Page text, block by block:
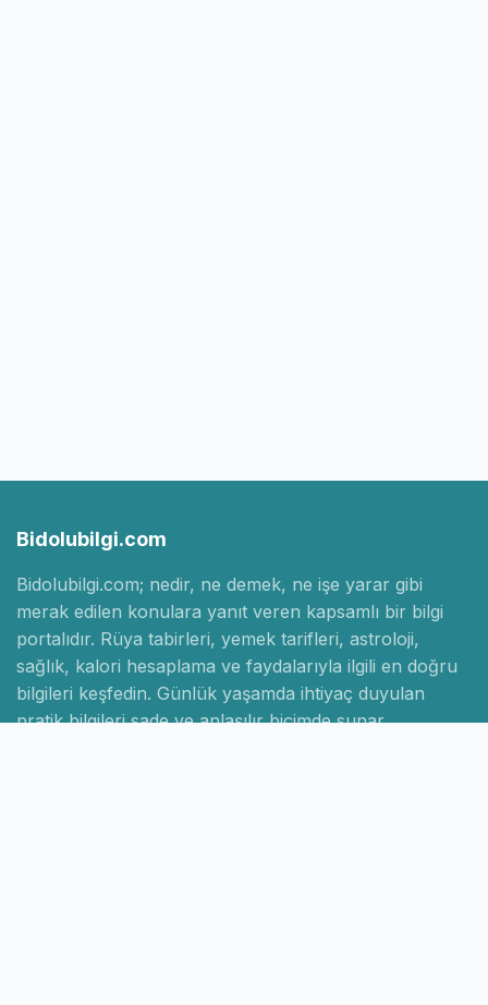
Bidolubilgi.com
Bidolubilgi.com; nedir, ne demek, ne işe yarar gibi
merak edilen konulara yanıt veren kapsamlı bir bilgi
portalıdır. Rüya tabirleri, yemek tarifleri, astroloji,
sağlık, kalori hesaplama ve faydalarıyla ilgili en doğru
bilgileri keşfedin. Günlük yaşamda ihtiyaç duyulan
pratik bilgileri sade ve anlaşılır biçimde sunar.